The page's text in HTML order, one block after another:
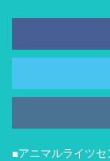
■アニマルライツセ